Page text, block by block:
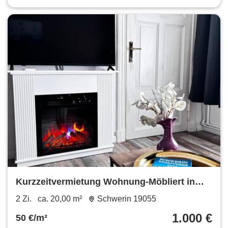
Kurzzeitvermietung Wohnung-Möbliert in
Schwerin, Werdervorstadt
2 Zi. ca. 20,00 m² Schwerin 19055
50 €/m² 1.000 €